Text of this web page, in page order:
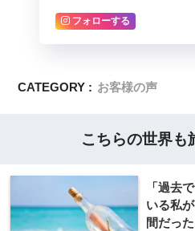
フォローする
CATEGORY : お客様の声
こちらの世界も
「過去
いる私
間だっ